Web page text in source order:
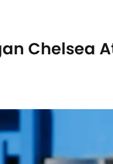
Chelsea